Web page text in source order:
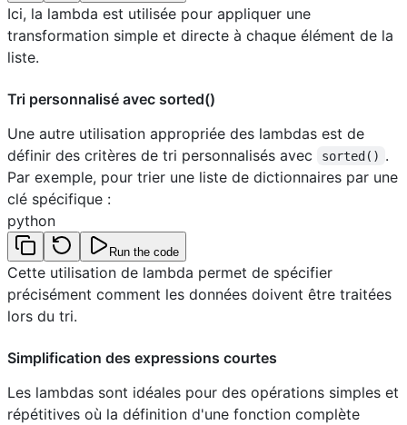
Ici, la lambda est utilisée pour appliquer une
transformation simple et directe à chaque élément de la
liste.
Tri personnalisé avec sorted()
Une autre utilisation appropriée des lambdas est de
définir des critères de tri personnalisés avec
sorted() .
Par exemple, pour trier une liste de dictionnaires par une
clé spécifique :
python
Run the code
Cette utilisation de lambda permet de spécifier
précisément comment les données doivent être traitées
lors du tri.
Simplification des expressions courtes
Les lambdas sont idéales pour des opérations simples et
répétitives où la définition d'une fonction complète